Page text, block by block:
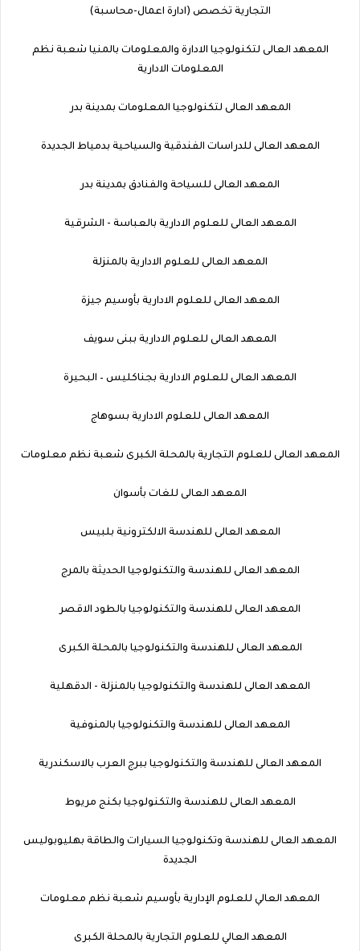
التجارية تخصص (ادارة اعمال-محاسبة)
المعهد العالى لتكنولوجيا الادارة والمعلومات بالمنيا شعبة نظم
المعلومات الادارية
المعهد العالى لتكنولوجيا المعلومات بمدينة بدر
المعهد العالى للدراسات الفندقية والسياحية بدمياط الجديدة
المعهد العالى للسياحة والفنادق بمدينة بدر
المعهد العالى للعلوم الادارية بالعباسة - الشرقية
المعهد العالى للعلوم الادارية بالمنزلة
المعهد العالى للعلوم الادارية بأوسيم جيزة
المعهد العالى للعلوم الادارية ببنى سويف
المعهد العالى للعلوم الادارية بجناكليس – البحيرة
المعهد العالى للعلوم الادارية بسوهاج
المعهد العالى للعلوم التجارية بالمحلة الكبرى شعبة نظم معلومات
المعهد العالى للغات بأسوان
المعهد العالى للهندسة الالكترونية بلبيس
المعهد العالى للهندسة والتكنولوجيا الحديثة بالمرج
المعهد العالى للهندسة والتكنولوجيا بالطود الاقصر
المعهد العالى للهندسة والتكنولوجيا بالمحلة الكبرى
المعهد العالى للهندسة والتكنولوجيا بالمنزلة - الدقهلية
المعهد العالى للهندسة والتكنولوجيا بالمنوفية
المعهد العالى للهندسة والتكنولوجيا ببرج العرب بالاسكندرية
المعهد العالى للهندسة والتكنولوجيا بكنج مريوط
المعهد العالى للهندسة وتكنولوجيا السيارات والطاقة بهليوبوليس
الجديدة
المعهد العالي للعلوم الإدارية بأوسيم شعبة نظم معلومات
المعهد العالي للعلوم التجارية بالمحلة الكبرى